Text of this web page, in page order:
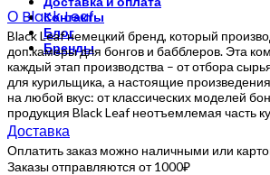
Контакты
Блог
Бренды
О Black Leaf
Black Leaf немецкий бренд, который
доп.камеры для бонгов и бабблеров. Эта
каждый этап производства – от отбора
для курильщика, а настоящие
на любой вкус: от классических моделей
продукция Black Leaf неотъемлемая часть
Доставка
Оплатить заказ можно наличными или
Заказы отправляются от 1000₽